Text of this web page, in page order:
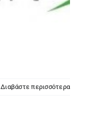
Διαβάστε περισσότερα